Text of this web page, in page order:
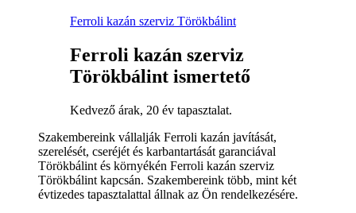
Ferroli kazán szerviz Törökbálint
Ferroli kazán szerviz
Törökbálint ismertető
Kedvező árak, 20 év tapasztalat.
Szakembereink vállalják Ferroli kazán javítását,
szerelését, cseréjét és karbantartását garanciával
Törökbálint és környékén Ferroli kazán szerviz
Törökbálint kapcsán. Szakembereink több, mint két
évtizedes tapasztalattal állnak az Ön rendelkezésére.